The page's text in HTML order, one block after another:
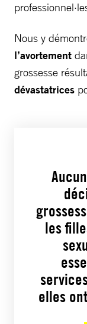
Nous y
l’avortement
grossesse
dévastatrices
les
elles